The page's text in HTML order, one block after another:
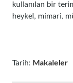
kullanılan bir
heykel, mimari,
Tarih: Makaleler